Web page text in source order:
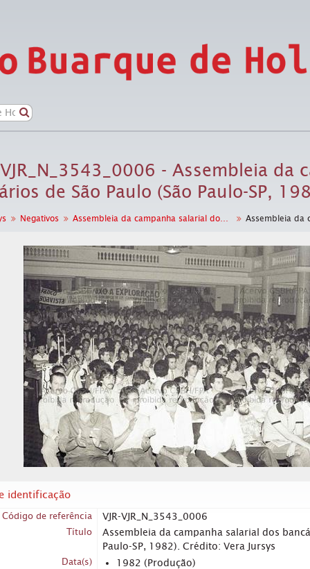
- Assembleia da
de São Paulo (São Paulo-SP,
Negativos
identificação
Código de referência VJR-VJR_N_3543_0006
Título
Assembleia da campanha salarial dos
Paulo-SP, 1982). Crédito: Vera Jursys
Data(s) 1982 (Produção)